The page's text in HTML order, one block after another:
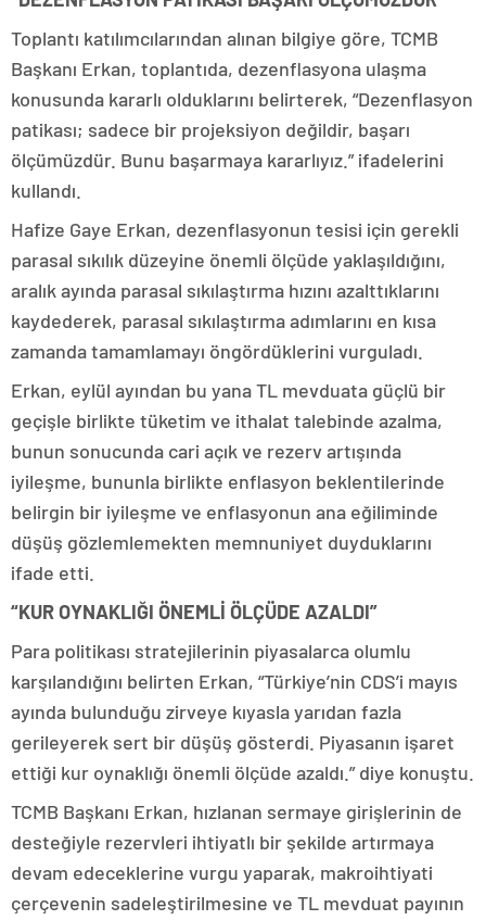
Toplantı katılımcılarından alınan bilgiye göre, TCMB
Başkanı Erkan, toplantıda, dezenflasyona ulaşma
konusunda kararlı olduklarını belirterek, “Dezenflasyon
patikası; sadece bir projeksiyon değildir, başarı
ölçümüzdür. Bunu başarmaya kararlıyız.” ifadelerini
kullandı.
Hafize Gaye Erkan, dezenflasyonun tesisi için gerekli
parasal sıkılık düzeyine önemli ölçüde yaklaşıldığını,
aralık ayında parasal sıkılaştırma hızını azalttıklarını
kaydederek, parasal sıkılaştırma adımlarını en kısa
zamanda tamamlamayı öngördüklerini vurguladı.
Erkan, eylül ayından bu yana TL mevduata güçlü bir
geçişle birlikte tüketim ve ithalat talebinde azalma,
bunun sonucunda cari açık ve rezerv artışında
iyileşme, bununla birlikte enflasyon beklentilerinde
belirgin bir iyileşme ve enflasyonun ana eğiliminde
düşüş gözlemlemekten memnuniyet duyduklarını
ifade etti.
“KUR OYNAKLIĞI ÖNEMLİ ÖLÇÜDE AZALDI”
Para politikası stratejilerinin piyasalarca olumlu
karşılandığını belirten Erkan, “Türkiye’nin CDS’i mayıs
ayında bulunduğu zirveye kıyasla yarıdan fazla
gerileyerek sert bir düşüş gösterdi. Piyasanın işaret
ettiği kur oynaklığı önemli ölçüde azaldı.” diye konuştu.
TCMB Başkanı Erkan, hızlanan sermaye girişlerinin de
desteğiyle rezervleri ihtiyatlı bir şekilde artırmaya
devam edeceklerine vurgu yaparak, makroihtiyati
çerçevenin sadeleştirilmesine ve TL mevduat payının